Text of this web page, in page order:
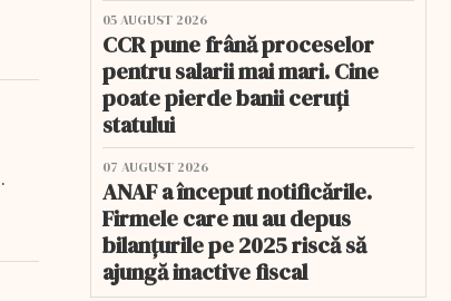
05 AUGUST 2026
CCR pune frână proceselor
pentru salarii mai mari. Cine
poate pierde banii ceruți
statului
07 AUGUST 2026
ANAF a început notificările.
Firmele care nu au depus
bilanțurile pe 2025 riscă să
ajungă inactive fiscal